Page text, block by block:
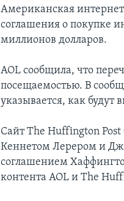
Американская
соглашения о покупке
миллионов долларов.
AOL сообщила, что
посещаемостью. В
указывается, как будут
Сайт The Huffington
Кеннетом Лерером и
соглашением
контента AOL и The